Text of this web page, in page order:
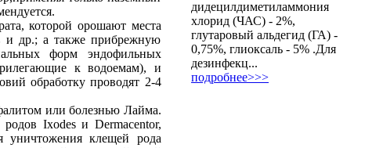
которой орошают места
и др.; а также прибрежную
форм эндофильных
к водоемам), и
обработку проводят 2-4
или болезнью Лайма.
Ixodes и Dermacentor,
уничтожения клещей рода
дидецилдиметиламмония
хлорид (ЧАС) - 2%,
глутаровый альдегид (ГА) -
0,75%, глиоксаль - 5% .Для
дезинфекц...
подробнее>>>